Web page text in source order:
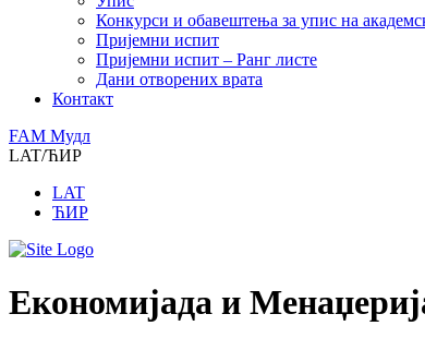
Конкурси и обавештења за упис на
Пријемни испит
Пријемни испит – Ранг листе
Дани отворених врата
Контакт
FAM Mудл
LAT/ЋИР
LAT
ЋИР
Економијада и